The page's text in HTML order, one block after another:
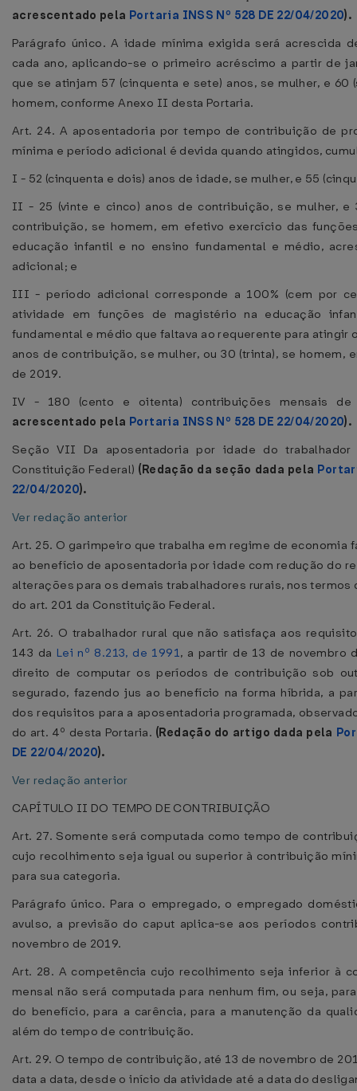
acrescentado pela Portaria INSS Nº 528 DE 22/04/2020).
Parágrafo único. A idade mínima exigida será acrescida
cada ano, aplicando-se o primeiro acréscimo a partir de
que se atinjam 57 (cinquenta e sete) anos, se mulher, e 60
homem, conforme Anexo II desta Portaria.
Art. 24. A aposentadoria por tempo de contribuição de
mínima e período adicional é devida quando atingidos,
I - 52 (cinquenta e dois) anos de idade, se mulher, e 55
II - 25 (vinte e cinco) anos de contribuição, se mulher, e
contribuição, se homem, em efetivo exercício das
educação infantil e no ensino fundamental e médio,
adicional; e
III - período adicional corresponde a 100% (cem por
atividade em funções de magistério na educação
fundamental e médio que faltava ao requerente para atingir
anos de contribuição, se mulher, ou 30 (trinta), se homem,
de 2019.
IV - 180 (cento e oitenta) contribuições mensais
acrescentado pela Portaria INSS Nº 528 DE 22/04/2020).
Seção VII Da aposentadoria por idade do
Constituição Federal) (Redação da seção dada pela
22/04/2020).
Ver redação anterior
Art. 25. O garimpeiro que trabalha em regime de economia
ao benefício de aposentadoria por idade com redução do
alterações para os demais trabalhadores rurais, nos
do art. 201 da Constituição Federal.
Art. 26. O trabalhador rural que não satisfaça aos
143 da Lei nº 8.213, de 1991, a partir de 13 de novembro
direito de computar os períodos de contribuição sob
segurado, fazendo jus ao benefício na forma híbrida, a
dos requisitos para a aposentadoria programada,
do art. 4º desta Portaria. (Redação do artigo dada pela
DE 22/04/2020).
Ver redação anterior
CAPÍTULO II DO TEMPO DE CONTRIBUIÇÃO
Art. 27. Somente será computada como tempo de
cujo recolhimento seja igual ou superior à contribuição
para sua categoria.
Parágrafo único. Para o empregado, o empregado
avulso, a previsão do caput aplica-se aos períodos
novembro de 2019.
Art. 28. A competência cujo recolhimento seja inferior à
mensal não será computada para nenhum fim, ou seja,
do benefício, para a carência, para a manutenção da
além do tempo de contribuição.
Art. 29. O tempo de contribuição, até 13 de novembro de
data a data, desde o início da atividade até a data do